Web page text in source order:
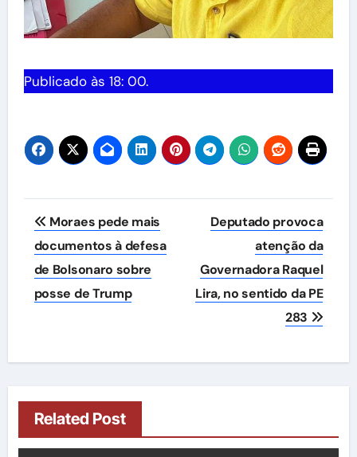
Publicado às 18: 00.
Navegação
de
Post
Moraes pede mais
documentos à defesa
de Bolsonaro sobre
posse de Trump
Deputado provoca
atenção da
Governadora Raquel
Lira, no sentido da PE
283
Related Post